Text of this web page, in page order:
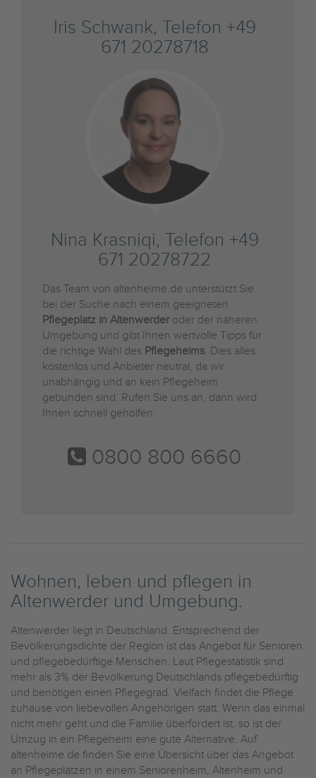
Iris Schwank, Telefon +49
671 20278718
Nina Krasniqi, Telefon +49
671 20278722
Das Team von altenheime.de unterstützt Sie
bei der Suche nach einem geeigneten
Pflegeplatz in Altenwerder oder der näheren
Umgebung und gibt Ihnen wertvolle Tipps für
die richtige Wahl des Pflegeheims. Dies alles
kostenlos und Anbieter neutral, da wir
unabhängig und an kein Pflegeheim
gebunden sind. Rufen Sie uns an, dann wird
Ihnen schnell geholfen:
0800 800 6660
Wohnen, leben und pflegen in
Altenwerder und Umgebung.
Altenwerder liegt in Deutschland. Entsprechend der
Bevölkerungsdichte der Region ist das Angebot für Senioren
und pflegebedürftige Menschen. Laut Pflegestatistik sind
mehr als 3% der Bevölkerung Deutschlands pflegebedürftig
und benötigen einen Pflegegrad. Vielfach findet die Pflege
zuhause von liebevollen Angehörigen statt. Wenn das einmal
nicht mehr geht und die Familie überfordert ist, so ist der
Umzug in ein Pflegeheim eine gute Alternative. Auf
altenheime.de finden Sie eine Übersicht über das Angebot
an Pflegeplätzen in einem Seniorenheim, Altenheim und